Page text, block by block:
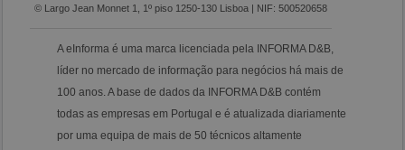
© Largo Jean Monnet 1, 1º piso 1250-130 Lisboa | NIF: 500520658
A eInforma é uma marca licenciada pela INFORMA D&B,
líder no mercado de informação para negócios há mais de
100 anos. A base de dados da INFORMA D&B contém
todas as empresas em Portugal e é atualizada diariamente
por uma equipa de mais de 50 técnicos altamente